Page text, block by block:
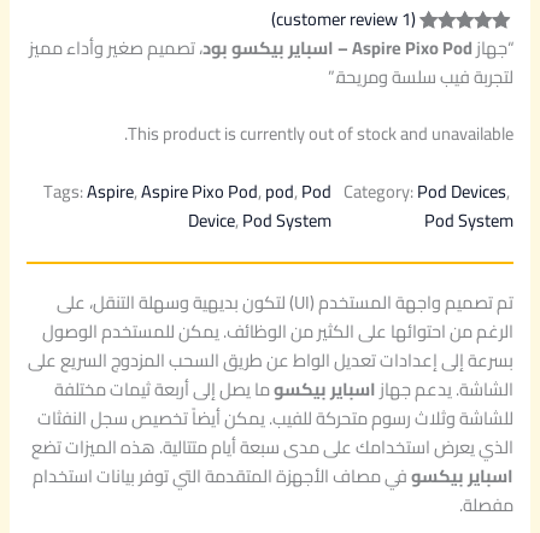
Rated 5.00
out of 5
1
customer
(1 customer review)
“جهازAspire Pixo Pod – اسباير بيكسو بود
، تصميم صغير وأداء مميز
لتجربة فيب سلسة ومريحة.”
This product is currently out of stock and unavailable.
Category:Pod Devices,
Pod System
Tags:Aspire, Aspire Pixo Pod, pod, Pod
Device, Pod System
تم تصميم واجهة المستخدم (UI) لتكون بديهية وسهلة التنقل، على
الرغم من احتوائها على الكثير من الوظائف. يمكن للمستخدم الوصول
بسرعة إلى إعدادات تعديل الواط عن طريق السحب المزدوج السريع على
الشاشة. يدعم جهازاسباير بيكسوما يصل إلى أربعة ثيمات مختلفة
للشاشة وثلاث رسوم متحركة للفيب. يمكن أيضاً تخصيص سجل النفثات
الذي يعرض استخدامك على مدى سبعة أيام متتالية. هذه الميزات تضع
اسباير بيكسوفي مصاف الأجهزة المتقدمة التي توفر بيانات استخدام
مفصلة.